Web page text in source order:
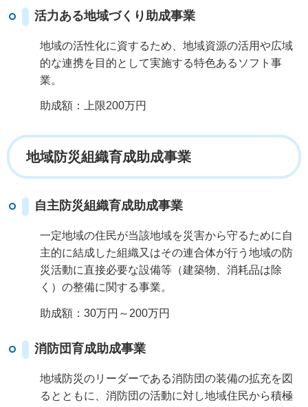
活力ある地域づくり助成事業
地域の活性化に資するため、地域資源の活用や広域
的な連携を目的として実施する特色あるソフト事
業。
助成額：上限200万円
地域防災組織育成助成事業
自主防災組織育成助成事業
一定地域の住民が当該地域を災害から守るために自
主的に結成した組織又はその連合体が行う地域の防
災活動に直接必要な設備等（建築物、消耗品は除
く）の整備に関する事業。
助成額：30万円～200万円
消防団育成助成事業
地域防災のリーダーである消防団の装備の拡充を図
るとともに、消防団の活動に対し地域住民から積極